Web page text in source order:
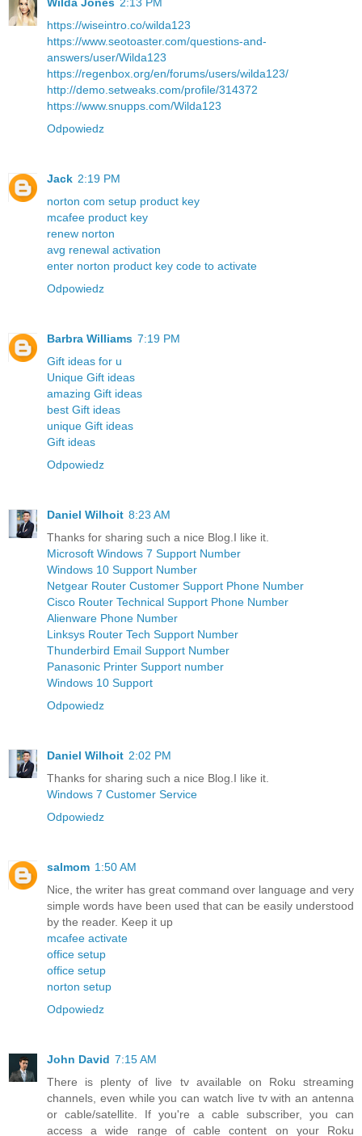
https://wiseintro.co/wilda123
https://www.seotoaster.com/questions-and-
answers/user/Wilda123
https://regenbox.org/en/forums/users/wilda123/
http://demo.setweaks.com/profile/314372
https://www.snupps.com/Wilda123
Odpowiedz
Jack 2:19 PM
norton com setup product key
mcafee product key
renew norton
avg renewal activation
enter norton product key code to activate
Odpowiedz
Barbra Williams 7:19 PM
Gift ideas for u
Unique Gift ideas
amazing Gift ideas
best Gift ideas
unique Gift ideas
Gift ideas
Odpowiedz
Daniel Wilhoit 8:23 AM
Thanks for sharing such a nice Blog.I like it.
Microsoft Windows 7 Support Number
Windows 10 Support Number
Netgear Router Customer Support Phone Number
Cisco Router Technical Support Phone Number
Alienware Phone Number
Linksys Router Tech Support Number
Thunderbird Email Support Number
Panasonic Printer Support number
Windows 10 Support
Odpowiedz
Daniel Wilhoit 2:02 PM
Thanks for sharing such a nice Blog.I like it.
Windows 7 Customer Service
Odpowiedz
salmom 1:50 AM
Nice, the writer has great command over language and very
simple words have been used that can be easily understood
by the reader. Keep it up
mcafee activate
office setup
office setup
norton setup
Odpowiedz
John David 7:15 AM
There is plenty of live tv available on Roku streaming
channels, even while you can watch live tv with an antenna
or cable/satellite. If you're a cable subscriber, you can
access a wide range of cable content on your Roku